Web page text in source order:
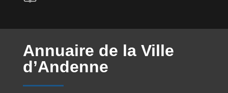
Annuaire de la Ville
d’Andenne